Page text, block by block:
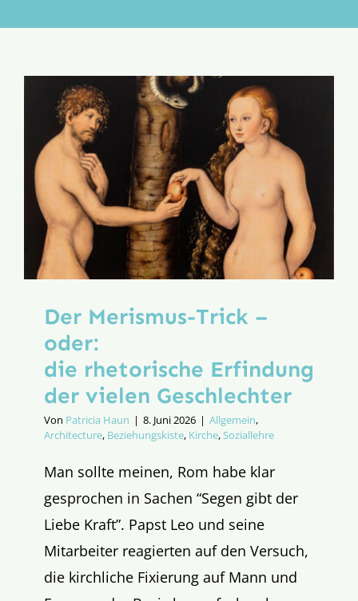
Aktion
Der Merismus-Trick –
oder:
die rhetorische Erfindung
der vielen Geschlechter
Von Patricia Haun | 8. Juni 2026 | Allgemein,
Architecture, Beziehungskiste, Kirche,Soziallehre
Man sollte meinen, Rom habe klar
gesprochen in Sachen “Segen gibt der
Liebe Kraft”. Papst Leo und seine
Mitarbeiter reagierten auf den Versuch,
die kirchliche Fixierung auf Mann und